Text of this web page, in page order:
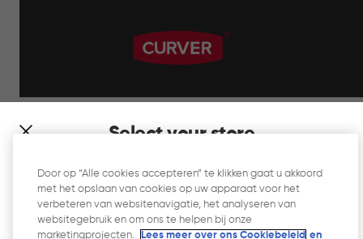
Select your store
which store would you like to shop?
Website Gebruiksvoorwaarden
Privacyverklaring
Door op “Alle cookies accepteren” te klikken gaat u akkoord
met het opslaan van cookies op uw apparaat voor het
verbeteren van websitenavigatie, het analyseren van
websitegebruik en om ons te helpen bij onze
marketingprojecten.
Lees meer over ons Cookiebeleid en